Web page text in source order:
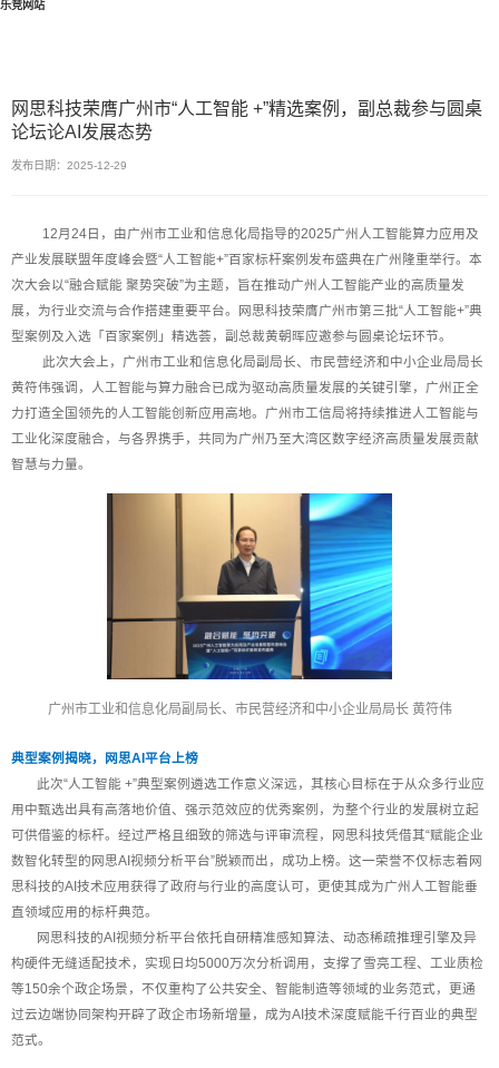
乐竞网站
网思科技荣膺广州市“人工智能 +”精选案例，副总裁参与圆桌
论坛论AI发展态势
发布日期：2025-12-29
12月24日，由广州市工业和信息化局指导的2025广州人工智能算力应用及
产业发展联盟年度峰会暨“人工智能+”百家标杆案例发布盛典在广州隆重举行。本
次大会以“融合赋能 聚势突破”为主题，旨在推动广州人工智能产业的高质量发
展，为行业交流与合作搭建重要平台。网思科技荣膺广州市第三批“人工智能+”典
型案例及入选「百家案例」精选荟，副总裁黄朝晖应邀参与圆桌论坛环节。
此次大会上，广州市工业和信息化局副局长、市民营经济和中小企业局局长
黄符伟强调，人工智能与算力融合已成为驱动高质量发展的关键引擎，广州正全
力打造全国领先的人工智能创新应用高地。广州市工信局将持续推进人工智能与
工业化深度融合，与各界携手，共同为广州乃至大湾区数字经济高质量发展贡献
智慧与力量。
广州市工业和信息化局副局长、市民营经济和中小企业局局长 黄符伟
典型案例揭晓，网思AI平台上榜
此次“人工智能 +”典型案例遴选工作意义深远，其核心目标在于从众多行业应
用中甄选出具有高落地价值、强示范效应的优秀案例，为整个行业的发展树立起
可供借鉴的标杆。经过严格且细致的筛选与评审流程，网思科技凭借其“赋能企业
数智化转型的网思AI视频分析平台”脱颖而出，成功上榜。这一荣誉不仅标志着网
思科技的AI技术应用获得了政府与行业的高度认可，更使其成为广州人工智能垂
直领域应用的标杆典范。
网思科技的AI视频分析平台依托自研精准感知算法、动态稀疏推理引擎及异
构硬件无缝适配技术，实现日均5000万次分析调用，支撑了雪亮工程、工业质检
等150余个政企场景，不仅重构了公共安全、智能制造等领域的业务范式，更通
过云边端协同架构开辟了政企市场新增量，成为AI技术深度赋能千行百业的典型
范式。